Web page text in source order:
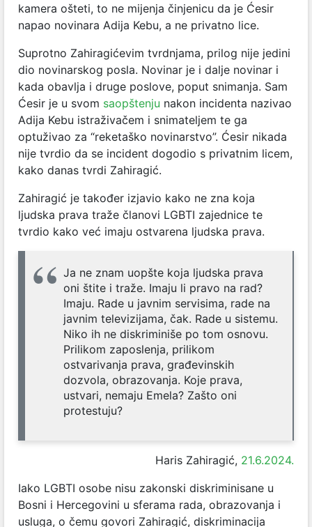
kamera ošteti, to ne mijenja činjenicu da je Ćesir
napao novinara Adija Kebu, a ne privatno lice.
Suprotno Zahiragićevim tvrdnjama, prilog nije jedini
dio novinarskog posla. Novinar je i dalje novinar i
kada obavlja i druge poslove, poput snimanja. Sam
Ćesir je u svom saopštenju nakon incidenta nazivao
Adija Kebu istraživačem i snimateljem te ga
optuživao za “reketaško novinarstvo”. Ćesir nikada
nije tvrdio da se incident dogodio s privatnim licem,
kako danas tvrdi Zahiragić.
Zahiragić je također izjavio kako ne zna koja
ljudska prava traže članovi LGBTI zajednice te
tvrdio kako već imaju ostvarena ljudska prava.
Ja ne znam uopšte koja ljudska prava
oni štite i traže. Imaju li pravo na rad?
Imaju. Rade u javnim servisima, rade na
javnim televizijama, čak. Rade u sistemu.
Niko ih ne diskriminiše po tom osnovu.
Prilikom zaposlenja, prilikom
ostvarivanja prava, građevinskih
dozvola, obrazovanja. Koje prava,
ustvari, nemaju Emela? Zašto oni
protestuju?
Haris Zahiragić, 21.6.2024.
Iako LGBTI osobe nisu zakonski diskriminisane u
Bosni i Hercegovini u sferama rada, obrazovanja i
usluga, o čemu govori Zahiragić, diskriminacija